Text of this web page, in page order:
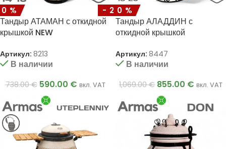
Тандыр АТАМАН с откидной
крышкой NEW
Артикул: 8213
В наличии
738.00€ 590.00 € вкл. VAT
-20%
Тандыр АЛАДДИН с
откидной крышкой
Артикул: 8447
В наличии
1,069.00€ 855.00 € вкл. VAT